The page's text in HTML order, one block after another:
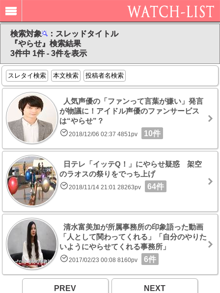
検索対象
：スレッドタイトル
『やらせ』検索結果
3件中 1件 - 3件を表示
スレタイ検索 本文検索 投稿者名検索
人気声優の「ファンって言葉が嫌い」発言
が物議に！アイドル声優のファンサービス
は“やらせ”？
2018/12/06 02:37 4851pv 10件
日テレ「イッテQ！」にやらせ疑惑 架空
のラオスの祭りをでっち上げ
2018/11/14 21:01 28263pv 64件
清水富美加が所属事務所の印象語った動画
「人として関わってくれる」「自分のやりた
いようにやらせてくれる事務所」
2017/02/23 00:08 8160pv 6件
PREV NEXT